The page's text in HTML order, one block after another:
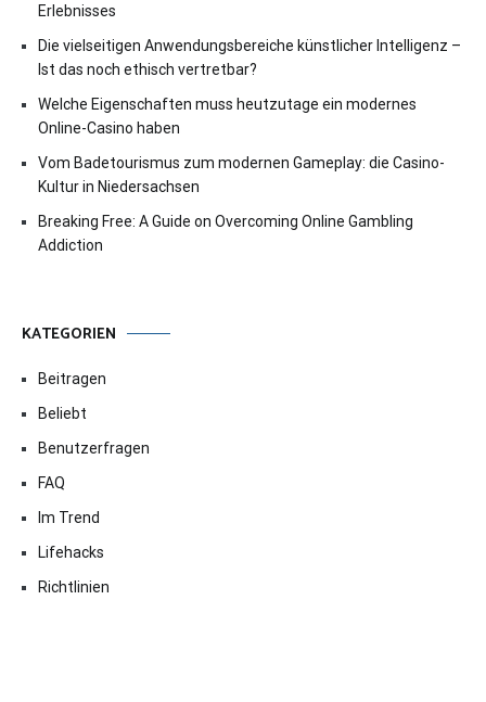
Erlebnisses
Die vielseitigen Anwendungsbereiche künstlicher Intelligenz –
Ist das noch ethisch vertretbar?
Welche Eigenschaften muss heutzutage ein modernes
Online-Casino haben
Vom Badetourismus zum modernen Gameplay: die Casino-
Kultur in Niedersachsen
Breaking Free: A Guide on Overcoming Online Gambling
Addiction
KATEGORIEN
Beitragen
Beliebt
Benutzerfragen
FAQ
Im Trend
Lifehacks
Richtlinien